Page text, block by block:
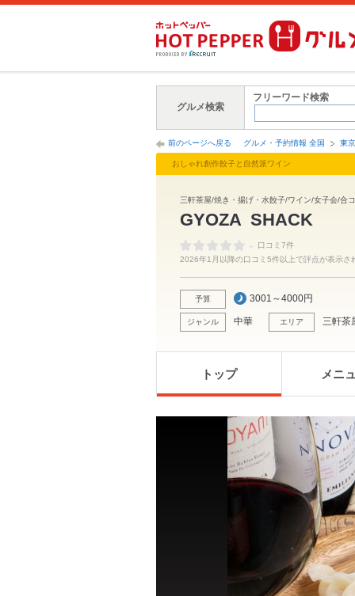
グルメ検索
フリーワード検索
前のページへ戻る グルメ・予約情報 全国 東京
おしゃれ創作餃子と自然派ワイン
三軒茶屋/焼き・揚げ・水餃子/ワイン/女子会/合
GYOZA SHACK
-
口コミ7件
2026年1月以降の口コミ5件以上で評点が表示さ
予算 3001～4000円
ジャンル 中華 エリア 三軒茶
トップ メニ